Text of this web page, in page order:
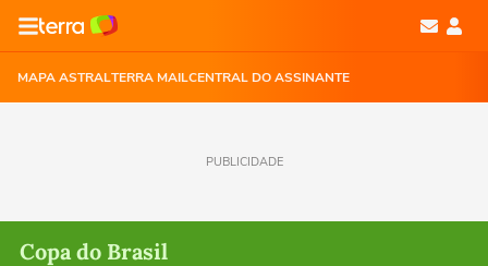
MAPA ASTRALTERRA MAILCENTRAL DO ASSINANTE
PUBLICIDADE
Copa do Brasil